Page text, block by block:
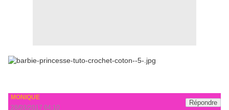
MONIQUE
28/03/2017 04:10
Répondre